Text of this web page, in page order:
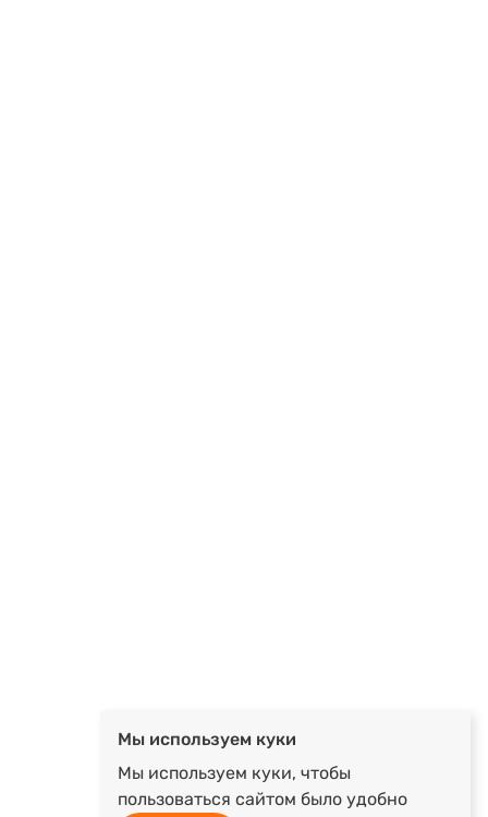
Мы используем куки
Мы используем куки, чтобы
пользоваться сайтом было удобно